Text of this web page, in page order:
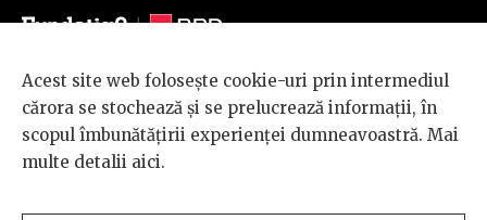
© 2026 BRD Groupe Société Générale, toate drepturile rezervate.
Scena 9 este un proiect sustinut de
BRD GROUPE SOCIÉTÉ
GÉNÉRALE
Acest site web folosește cookie-uri prin intermediul
cărora se stochează și se prelucrează informații, în
scopul îmbunătățirii experienței dumneavoastră. Mai
multe detalii aici.